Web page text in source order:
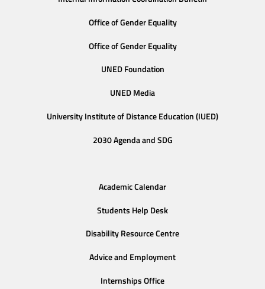
Office of Gender Equality
Office of Gender Equality
UNED Foundation
UNED Media
University Institute of Distance Education (IUED)
2030 Agenda and SDG
Academic Calendar
Students Help Desk
Disability Resource Centre
Advice and Employment
Internships Office